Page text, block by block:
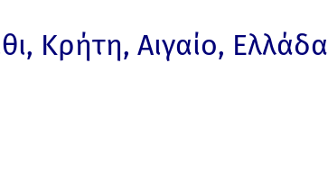
Κρήτη, Αιγαίο, Ελλάδα